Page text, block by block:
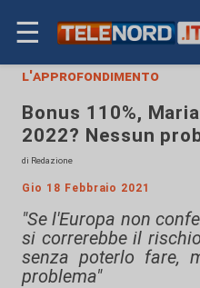
☰
l'approfondimento
Bonus 110%,
2022? Nessun
di Redazione
Gio 18 Febbraio 2021
"Se l'Europa non
si correrebbe il
senza poterlo fare,
problema"